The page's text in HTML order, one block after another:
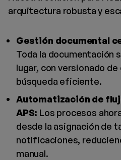
arquitectura robusta y
Gestión documental
Toda la documentación
lugar, con versionado
búsqueda eficiente.
Automatización de
APS: Los procesos
desde la asignación de
notificaciones,
manual.